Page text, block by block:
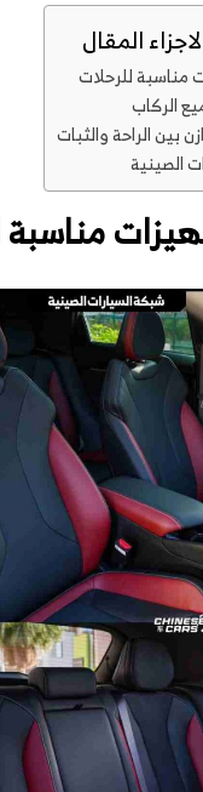
المقال
مناسبة للرحلات
الركاب
بين الراحة والثبات
الصينية
مناسبة